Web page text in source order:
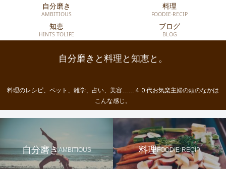
自分磨きと料理と知恵と。
料理のレシピ、ペット、雑学、占い、美容……４０代お気楽主婦の頭のなかは
こんな感じ。
自分磨き
AMBITIOUS
料理
FOODIE-RECIP
知恵
HINTS TOLIFE
ブログ
BLOG
自分磨きAMBITIOUS 料理FOODIE-RECIP